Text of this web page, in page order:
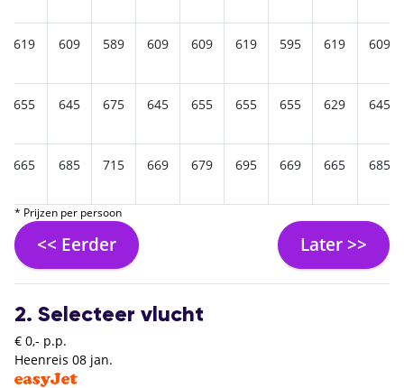
619 609 589 609 609 619 595 619 609
655 645 675 645 655 655 655 629 645
665 685 715 669 679 695 669 665 685
* Prijzen per persoon
<< Eerder Later >>
2. Selecteer vlucht
€ 0,- p.p.
Heenreis 08 jan.